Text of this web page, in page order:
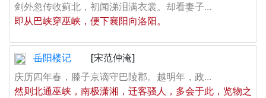
剑外忽传收蓟北，初闻涕泪满衣裳。却看妻子...
即从巴峡穿巫峡，便下襄阳向洛阳。
岳阳楼记
[宋范仲淹]
庆历四年春，滕子京谪守巴陵郡。越明年，政...
然则北通巫峡，南极潇湘，迁客骚人，多会于此，览物之